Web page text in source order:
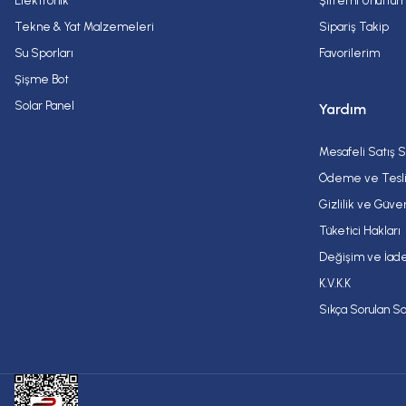
Tekne & Yat Malzemeleri
Su Sporları
Şişme Bot
Solar Panel
Sipariş Takip
Favorilerim
Yardım
Mesafeli Satış
Ödeme ve
Gizlilik ve
Tüketici Hakları
Değişim ve
K.V.K.K
Sıkça Sorulan